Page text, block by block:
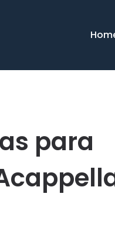
para